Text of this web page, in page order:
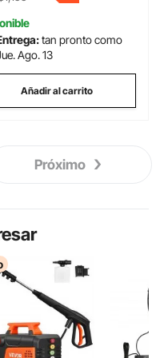
tan pronto como
Ago. 13
Añadir al carrito
Próximo